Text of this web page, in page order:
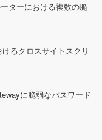
ターにおける複数の脆
るクロスサイトスクリ
に脆弱なパスワード